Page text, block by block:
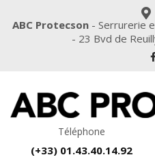
ABC Protecson- Serrurerie
- 23 Bvd de
Téléphone
(+33) 01.43.40.14.92